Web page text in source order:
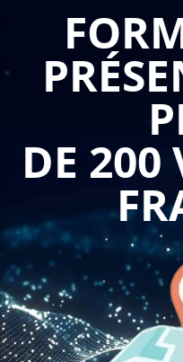
Voici les principaux
Connaissance
Les formations sur
comprendre en
s'appliquent à la
apprendrez les
techniques
acquéreurs, les
annexer au
règles de publicité.
vous permettra
d'éviter les litiges.
Maîtrise des
: Les formations
spécificités liées à
Vous apprendrez à
copropriété, à
travaux en cours et
Cette
DE 200